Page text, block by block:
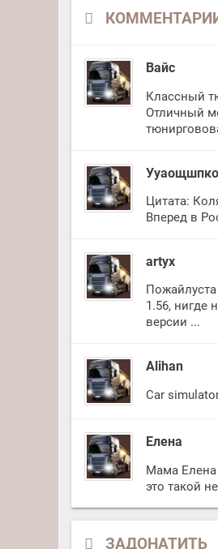
Вайс
Классный
Отличный
Цитата:
Вперед в
artyx
1.56, нигде
версии ...
Alihan
Car
Елена
Мама Елена
это такой
ЗАДОНАТИТЬ